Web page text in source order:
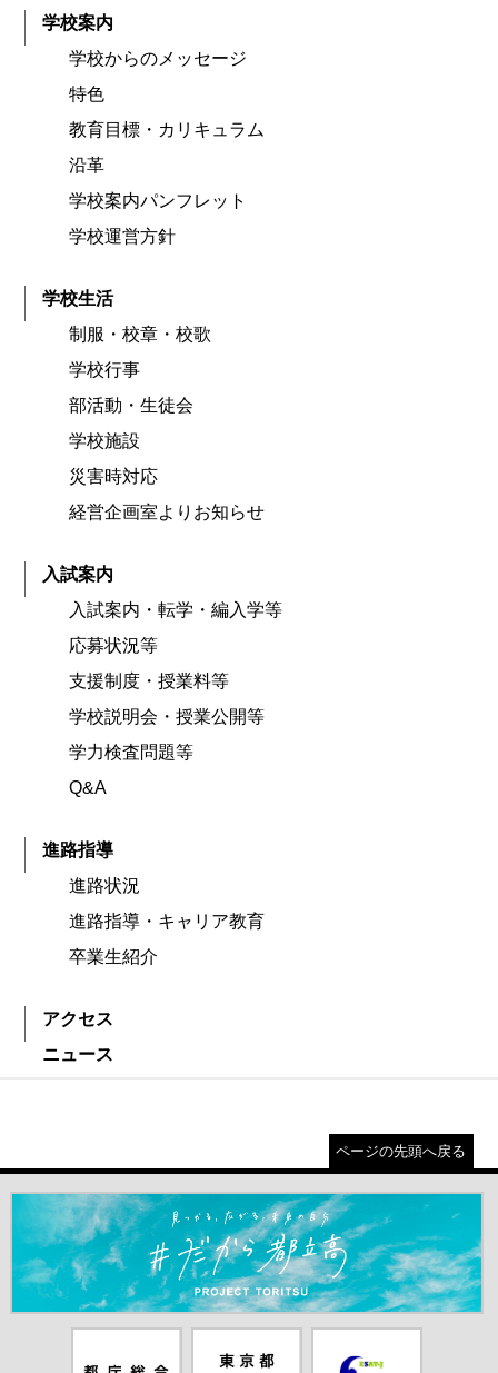
学校案内
学校からのメッセージ
特色
教育目標・カリキュラム
沿革
学校案内パンフレット
学校運営方針
学校生活
制服・校章・校歌
学校行事
部活動・生徒会
学校施設
災害時対応
経営企画室よりお知らせ
入試案内
入試案内・転学・編入学等
応募状況等
支援制度・授業料等
学校説明会・授業公開等
学力検査問題等
Q&A
進路指導
進路状況
進路指導・キャリア教育
卒業生紹介
アクセス
ニュース
ページの先頭へ戻る
＃だから都立高（別ウインドウが開きます）
ムページ（別
員会（別ウイ
ピーキングテ